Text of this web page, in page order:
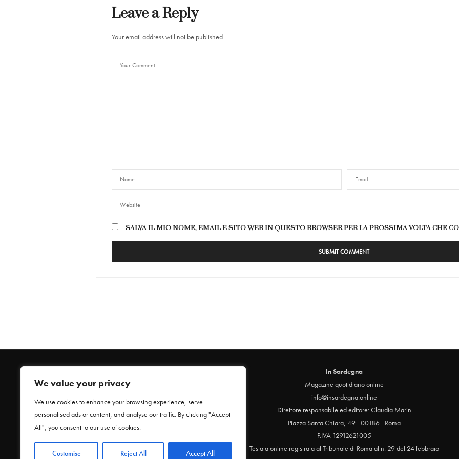
We value your privacy
We use cookies to enhance your browsing experience, serve
personalised ads or content, and analyse our traffic. By clicking "Accept
All", you consent to our use of cookies.
Customise Reject All Accept All
Leave a Reply
Your email address will not be published.
SALVA IL MIO NOME, EMAIL E SITO WEB IN QUESTO BROWSER PER LA PROSSIMA VOLTA CHE
In Sardegna
Magazine quotidiano online
info@insardegna.online
Direttore responsabile ed editore: Claudia Marin
Piazza Santa Chiara, 49 - 00186 - Roma
P.IVA 12912621005
Testata online registrata al Tribunale di Roma al n. 29 del 24 febbraio